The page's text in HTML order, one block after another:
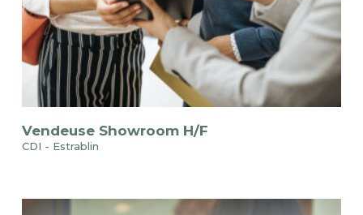
Vendeuse Showroom H/F
CDI - Estrablin